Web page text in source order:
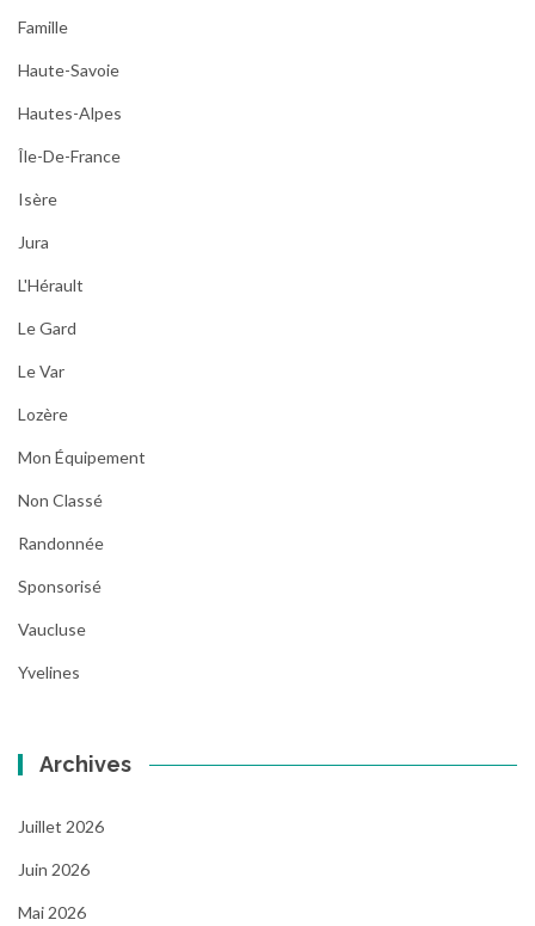
Famille
Haute-Savoie
Hautes-Alpes
Île-De-France
Isère
Jura
L'Hérault
Le Gard
Le Var
Lozère
Mon Équipement
Non Classé
Randonnée
Sponsorisé
Vaucluse
Yvelines
Archives
Juillet 2026
Juin 2026
Mai 2026